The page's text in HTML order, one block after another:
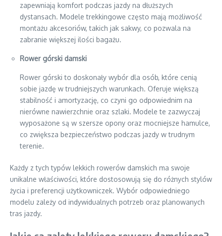
zapewniają komfort podczas jazdy na dłuższych
dystansach. Modele trekkingowe często mają możliwość
montażu akcesoriów, takich jak sakwy, co pozwala na
zabranie większej ilości bagażu.
Rower górski damski
Rower górski to doskonały wybór dla osób, które cenią
sobie jazdę w trudniejszych warunkach. Oferuje większą
stabilność i amortyzację, co czyni go odpowiednim na
nierówne nawierzchnie oraz szlaki. Modele te zazwyczaj
wyposażone są w szersze opony oraz mocniejsze hamulce,
co zwiększa bezpieczeństwo podczas jazdy w trudnym
terenie.
Każdy z tych typów lekkich rowerów damskich ma swoje
unikalne właściwości, które dostosowują się do różnych stylów
życia i preferencji użytkowniczek. Wybór odpowiedniego
modelu zależy od indywidualnych potrzeb oraz planowanych
tras jazdy.